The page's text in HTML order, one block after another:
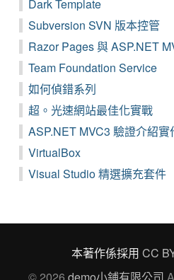
Dark Template
Subversion SVN 版本控管
Razor Pages 與 ASP.NET
Team Foundation Service
如何偵錯系列
超。光速網站最佳化實戰
ASP.NET MVC3 驗證介紹實
VirtualBox
Visual Studio 精選擴充套件
本著作係採用 CC
© 2026 demo小鋪有限公司